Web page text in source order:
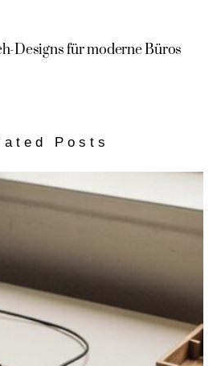
Designs für moderne Büros
Posts